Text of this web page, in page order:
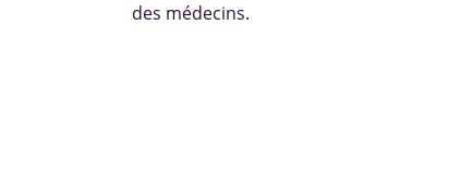
des médecins.